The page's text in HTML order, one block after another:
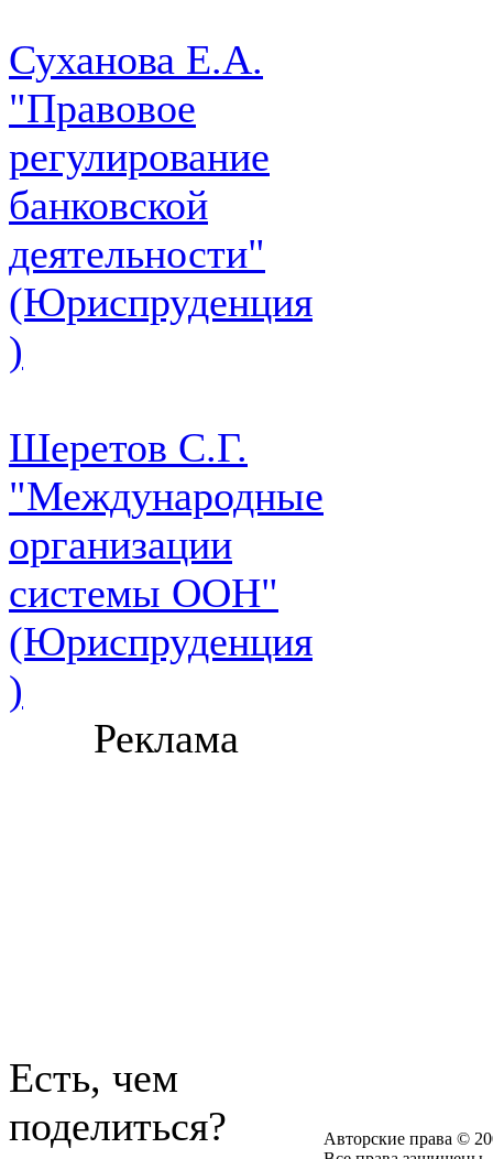
Суханова Е.А.
"Правовое
регулирование
банковской
деятельности"
(Юриспруденция
)
Шеретов С.Г.
"Международные
организации
системы ООН"
(Юриспруденция
)
Реклама
Есть, чем
поделиться?
Авторские права ©